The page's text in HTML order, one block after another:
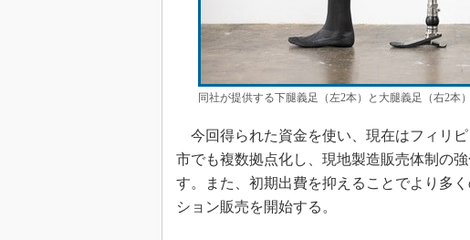
同社が提供する下腿義足（左2本）と大腿義足（右2本
今回得られた資金を使い、現在はフィリ
市でも複数拠点化し、現地製造販売体制の
す。また、初期出費を抑えることでより多
ション販売を開始する。